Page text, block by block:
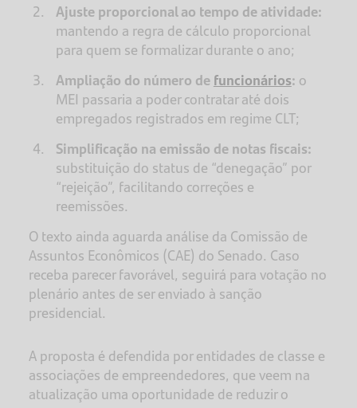
Ajuste proporcional ao tempo de atividade:
mantendo a regra de cálculo proporcional
para quem se formalizar durante o ano;
Ampliação do número defuncionários: o
MEI passaria a poder contratar até dois
empregados registrados em regime CLT;
Simplificação na emissão de notas fiscais:
substituição do status de “denegação” por
“rejeição”, facilitando correções e
reemissões.
O texto ainda aguarda análise da Comissão de
Assuntos Econômicos (CAE) do Senado. Caso
receba parecer favorável, seguirá para votação no
plenário antes de ser enviado à sanção
presidencial.
A proposta é defendida por entidades de classe e
associações de empreendedores, que veem na
atualização uma oportunidade de reduzir o